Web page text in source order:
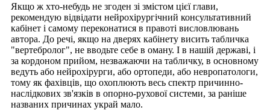
Якщо ж хто-небудь не згоден зі змістом цієї глави,
рекомендую відвідати нейрохірургічний консультативний
кабінет і самому переконатися в правоті висловлювань
автора. До речі, якщо на дверях кабінету висить табличка
"вертебролог", не вводьте себе в оману. І в нашій державі, і
за кордоном прийом, незважаючи на табличку, в основному
ведуть або нейрохірурги, або ортопеди, або невропатологи,
тому як фахівців, що охоплюють весь спектр причинно-
наслідкових зв'язків в опорно-рухової системи, за раніше
названих причинах украй мало.